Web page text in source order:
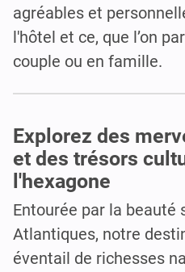
agréables et
l'hôtel et ce, que l’on
couple ou en famille.
Explorez des
et des trésors
l'hexagone
Entourée par la beauté
Atlantiques, notre
éventail de richesses